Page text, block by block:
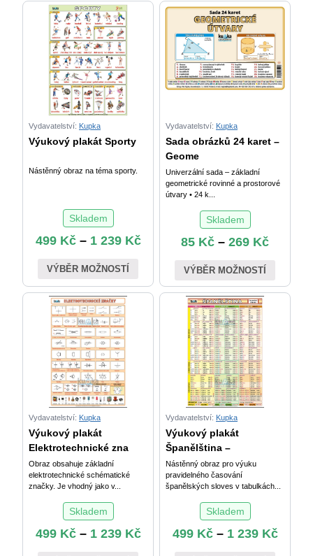
Vydavatelství: Kupka
Výukový plakát Sporty
Nástěnný obraz na téma sporty.
Skladem
499 Kč– 1 239 Kč
VÝBĚR MOŽNOSTÍ
Vydavatelství: Kupka
Sada obrázků 24 karet –
Geome
Univerzální sada – základní
geometrické rovinné a prostorové
útvary • 24 k...
Skladem
85 Kč – 269 Kč
VÝBĚR MOŽNOSTÍ
Vydavatelství: Kupka
Výukový plakát
Elektrotechnické zna
Obraz obsahuje základní
elektrotechnické schématické
značky. Je vhodný jako v...
Skladem
499 Kč– 1 239 Kč
Vydavatelství: Kupka
Výukový plakát
Španělština –
Nástěnný obraz pro výuku
pravidelného časování
španělských sloves v tabulkách...
Skladem
499 Kč– 1 239 Kč